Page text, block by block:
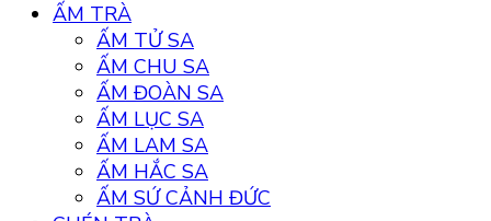
ẤM TRÀ
ẤM TỬ SA
ẤM CHU SA
ẤM ĐOÀN SA
ẤM LỤC SA
ẤM LAM SA
ẤM HẮC SA
ẤM SỨ CẢNH ĐỨC